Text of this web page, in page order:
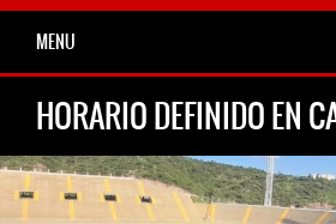
MENU
HORARIO DEFINIDO EN